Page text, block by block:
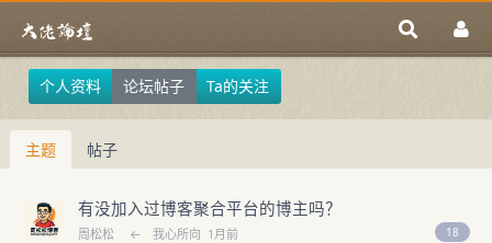
个人资料 论坛帖子 Ta的关注
主题 帖子
有没加入过博客聚合平台的博主吗？
周松松 ← 我心所向 1月前 18